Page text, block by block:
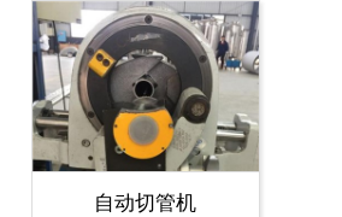
自动切管机